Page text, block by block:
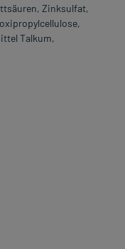
Zinksulfat,
Talkum,